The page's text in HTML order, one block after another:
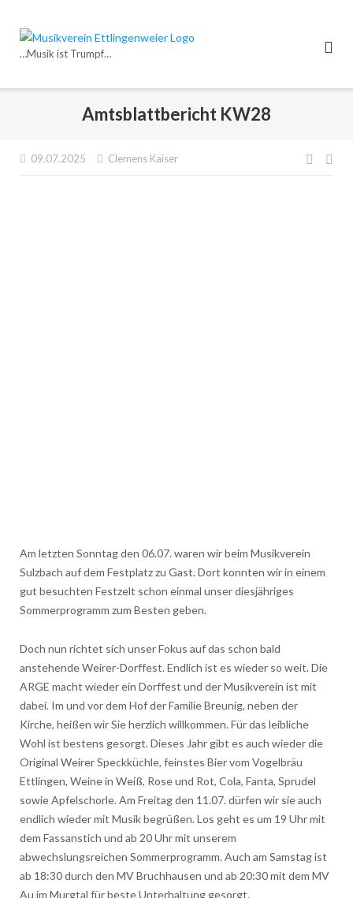
…Musik ist Trumpf…
Amtsblattbericht KW28
09.07.2025 Clemens Kaiser
Am letzten Sonntag den 06.07. waren wir beim Musikverein
Sulzbach auf dem Festplatz zu Gast. Dort konnten wir in einem
gut besuchten Festzelt schon einmal unser diesjähriges
Sommerprogramm zum Besten geben.
Doch nun richtet sich unser Fokus auf das schon bald
anstehende Weirer-Dorffest. Endlich ist es wieder so weit. Die
ARGE macht wieder ein Dorffest und der Musikverein ist mit
dabei. Im und vor dem Hof der Familie Breunig, neben der
Kirche, heißen wir Sie herzlich willkommen. Für das leibliche
Wohl ist bestens gesorgt. Dieses Jahr gibt es auch wieder die
Original Weirer Speckküchle, feinstes Bier vom Vogelbräu
Ettlingen, Weine in Weiß, Rose und Rot, Cola, Fanta, Sprudel
sowie Apfelschorle. Am Freitag den 11.07. dürfen wir sie auch
endlich wieder mit Musik begrüßen. Los geht es um 19 Uhr mit
dem Fassanstich und ab 20 Uhr mit unserem
abwechslungsreichen Sommerprogramm. Auch am Samstag ist
ab 18:30 durch den MV Bruchhausen und ab 20:30 mit dem MV
Au im Murgtal für beste Unterhaltung gesorgt.